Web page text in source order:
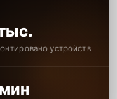
устройств